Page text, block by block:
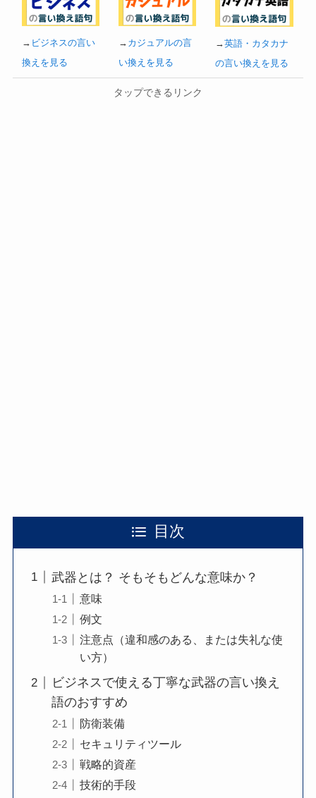
→ ビジネスの言い
換えを見る
→ カジュアルの言
い換えを見る
→英語・カタカナ
の言い換えを見る
タップできるリンク
目次
武器とは？ そもそもどんな意味か？
意味
例文
注意点（違和感のある、または失礼な使
い方）
ビジネスで使える丁寧な武器の言い換え
語のおすすめ
防衛装備
セキュリティツール
戦略的資産
技術的手段